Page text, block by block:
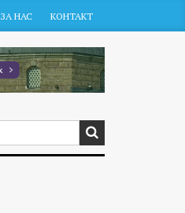
ЗА НАС КОНТАКТ